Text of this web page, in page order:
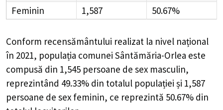
Feminin
1,587 50.67%
Conform recensământului realizat la nivel național
în 2021, populația comunei Sântămăria-Orlea este
compusă din 1,545 persoane de sex masculin,
reprezintând 49.33% din totalul populației și 1,587
persoane de sex feminin, ce reprezintă 50.67% din